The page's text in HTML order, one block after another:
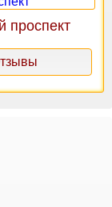
проспект